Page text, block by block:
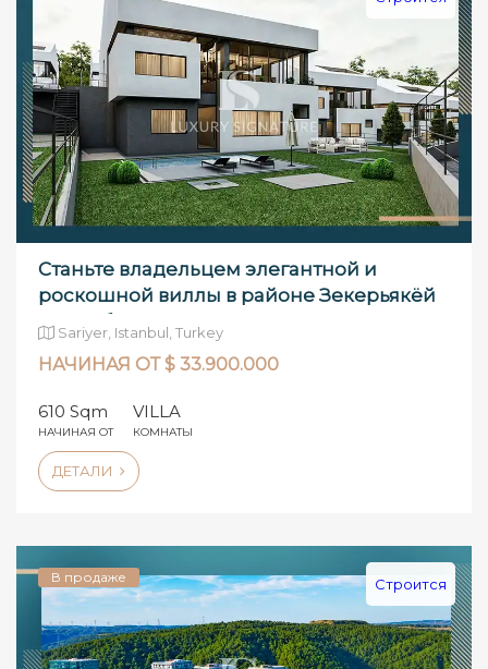
Станьте владельцем элегантной и
роскошной виллы в районе Зекерьякёй
в Стамб
Sariyer, Istanbul, Turkey
НАЧИНАЯ ОТ $ 33.900.000
610 Sqm
НАЧИНАЯ ОТ
VILLA
КОМНАТЫ
ДЕТАЛИ
В продаже Строится